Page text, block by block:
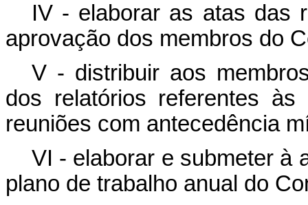
IV - elaborar as atas das
aprovação dos membros do
V - distribuir aos
dos relatórios referentes
reuniões com antecedência
VI - elaborar e submeter à
plano de trabalho anual do